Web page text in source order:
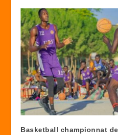
Basketball championnat